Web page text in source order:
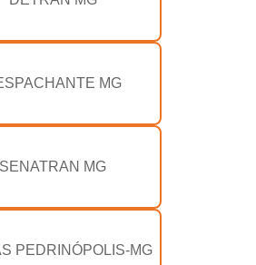
MG
SENATRAN MG
PEDRINÓPOLIS-MG